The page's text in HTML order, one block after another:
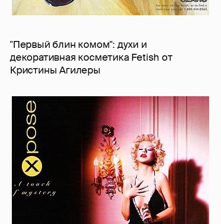
"Первый блин комом": духи и
декоративная косметика Fetish от
Кристины Агилеры